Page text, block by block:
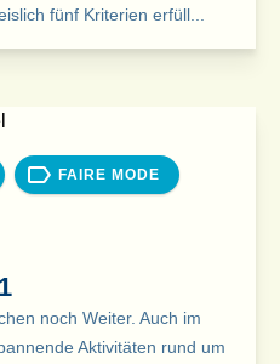
fünf Kriterien erfüll...
FAIRE MODE
noch Weiter. Auch im
Aktivitäten rund um